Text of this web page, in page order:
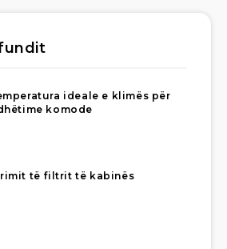
ideale e klimës për
komode
të filtrit të kabinës